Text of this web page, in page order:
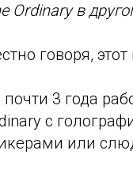
Ordinary в
говоря,
почти 3 года
с
или